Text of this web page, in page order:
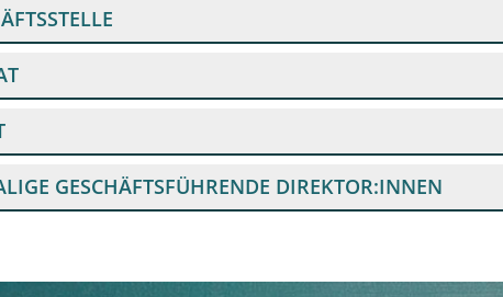
GESCHÄFTSFÜHRENDE DIREKTOR:INNEN